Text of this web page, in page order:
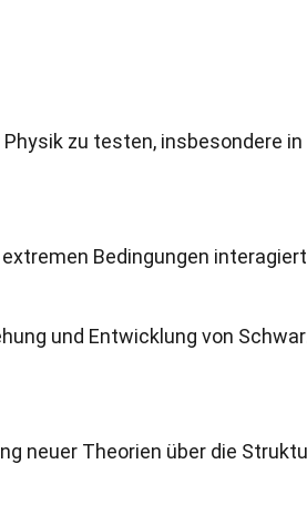
zu testen, insbesondere
Bedingungen
und Entwicklung von
neuer Theorien über die